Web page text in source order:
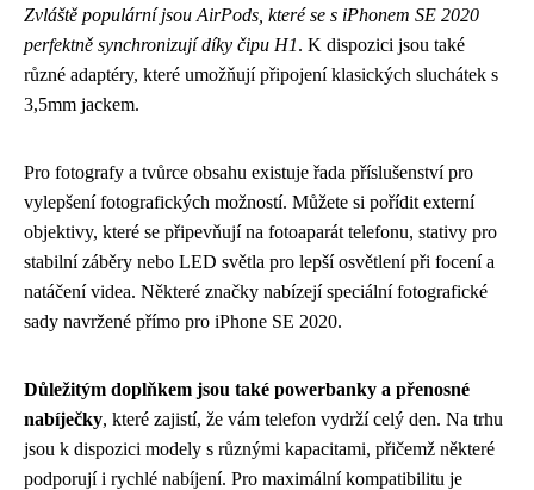
Zvláště populární jsou AirPods, které se s iPhonem SE 2020
perfektně synchronizují díky čipu H1. K dispozici jsou také
různé adaptéry, které umožňují připojení klasických sluchátek s
3,5mm jackem.
Pro fotografy a tvůrce obsahu existuje řada příslušenství pro
vylepšení fotografických možností. Můžete si pořídit externí
objektivy, které se připevňují na fotoaparát telefonu, stativy pro
stabilní záběry nebo LED světla pro lepší osvětlení při focení a
natáčení videa. Některé značky nabízejí speciální fotografické
sady navržené přímo pro iPhone SE 2020.
Důležitým doplňkem jsou také powerbanky a přenosné
nabíječky, které zajistí, že vám telefon vydrží celý den. Na trhu
jsou k dispozici modely s různými kapacitami, přičemž některé
podporují i rychlé nabíjení. Pro maximální kompatibilitu je